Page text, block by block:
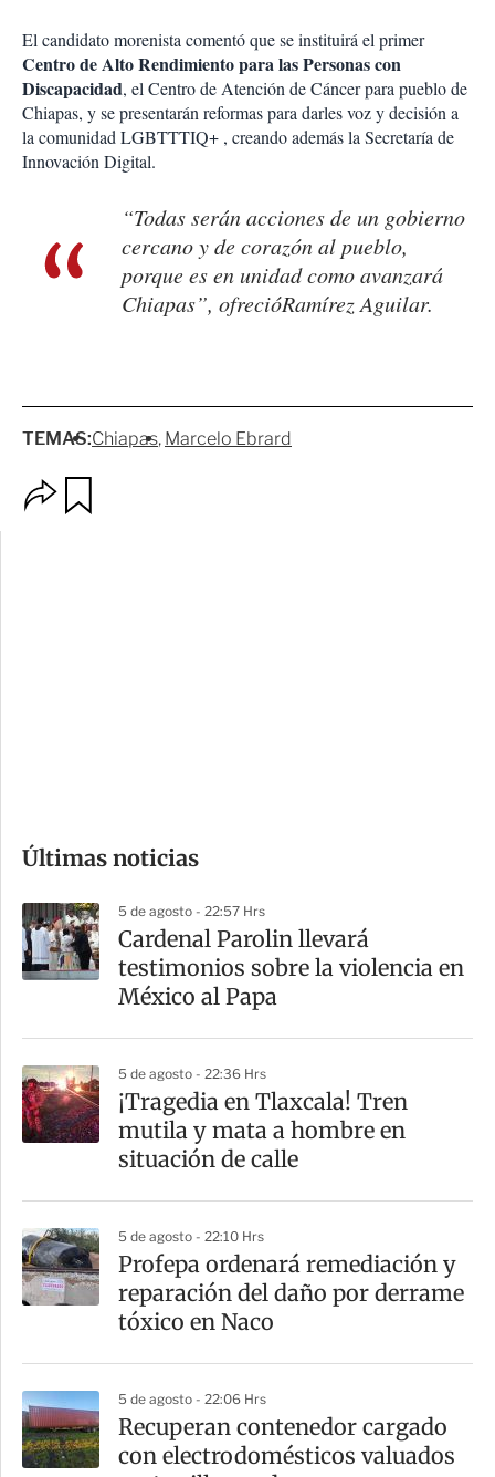
El candidato morenista comentó que se instituirá el primer
Centro de Alto Rendimiento para las Personas con
Discapacidad, el Centro de Atención de Cáncer para pueblo de
Chiapas, y se presentarán reformas para darles voz y decisión a
la comunidad LGBTTTIQ+ , creando además la Secretaría de
Innovación Digital.
“Todas serán acciones de un gobierno
cercano y de corazón al pueblo,
porque es en unidad como avanzará
Chiapas”, ofrecióRamírez Aguilar.
TEMAS:Chiapas Marcelo Ebrard
m
a
r
t
Últimas noticias
5 de agosto - 22:57 Hrs
Cardenal Parolin llevará
testimonios sobre la violencia en
México al Papa
5 de agosto - 22:36 Hrs
¡Tragedia en Tlaxcala! Tren
mutila y mata a hombre en
situación de calle
5 de agosto - 22:10 Hrs
Profepa ordenará remediación y
reparación del daño por derrame
tóxico en Naco
5 de agosto - 22:06 Hrs
Recuperan contenedor cargado
con electrodomésticos valuados